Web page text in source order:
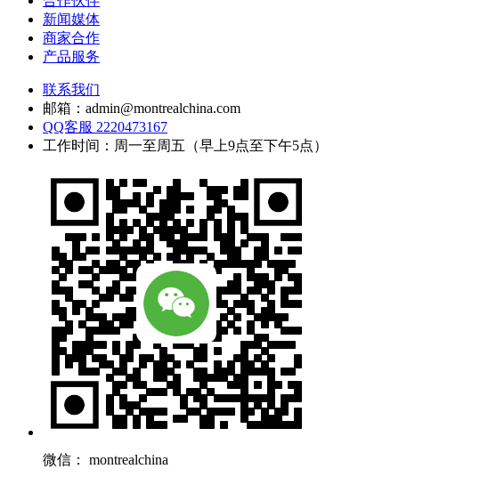
新闻媒体
商家合作
产品服务
联系我们
邮箱：admin@montrealchina.com
QQ客服 2220473167
工作时间：周一至周五（早上9点至下午5点）
微信： montrealchina